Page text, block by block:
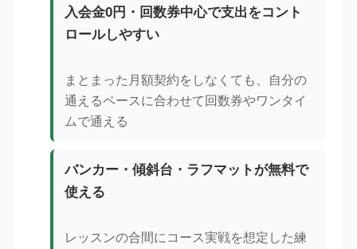
入会金0円・回数券中心で支出をコント
ロールしやすい
まとまった月額契約をしなくても、自分の
通えるペースに合わせて回数券やワンタイ
ムで通える
バンカー・傾斜台・ラフマットが無料で
使える
レッスンの合間にコース実戦を想定した練